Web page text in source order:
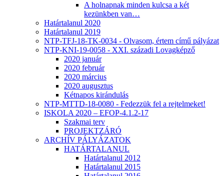
A holnapnak minden kulcsa a két
kezünkben van…
Határtalanul 2020
Határtalanul 2019
NTP-TFJ-18-TK-0034 - Olvasom, értem című pályázat
NTP-KNI-19-0058 - XXI. századi Lovagképző
2020 január
2020 február
2020 március
2020 augusztus
Kétnapos kirándulás
NTP-MTTD-18-0080 - Fedezzük fel a rejtelmeket!
ISKOLA 2020 – EFOP-4.1.2-17
Szakmai terv
PROJEKTZÁRÓ
ARCHÍV PÁLYÁZATOK
HATÁRTALANUL
Határtalanul 2012
Határtalanul 2015